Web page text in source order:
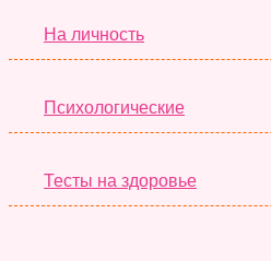
На личность
Психологические
Тесты на здоровье